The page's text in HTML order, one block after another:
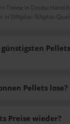
Tonne in Deutschland
in DINplus-/ENplus-
Pellets lose?
Preise wieder?